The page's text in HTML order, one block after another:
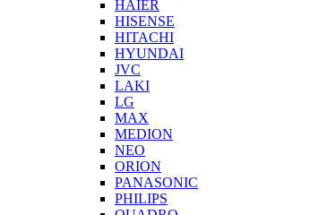
HAIER
HISENSE
HITACHI
HYUNDAI
JVC
LAKI
LG
MAX
MEDION
NEO
ORION
PANASONIC
PHILIPS